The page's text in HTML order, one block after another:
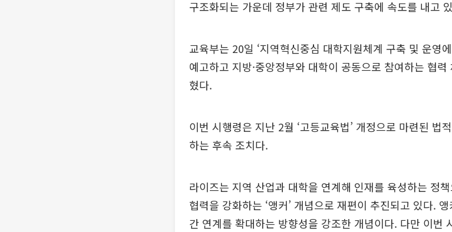
구조화되는 가운데 정부가 관련 제도 구축에 속도를 내고
교육부는 20일 ‘지역혁신중심 대학지원체계 구축 및 운영
예고하고 지방·중앙정부와 대학이 공동으로 참여하는 협
혔다.
이번 시행령은 지난 2월 ‘고등교육법’ 개정으로 마련된 법
하는 후속 조치다.
라이즈는 지역 산업과 대학을 연계해 인재를 육성하는 정
협력을 강화하는 ‘앵커’ 개념으로 재편이 추진되고 있다.
간 연계를 확대하는 방향성을 강조한 개념이다. 다만 이번